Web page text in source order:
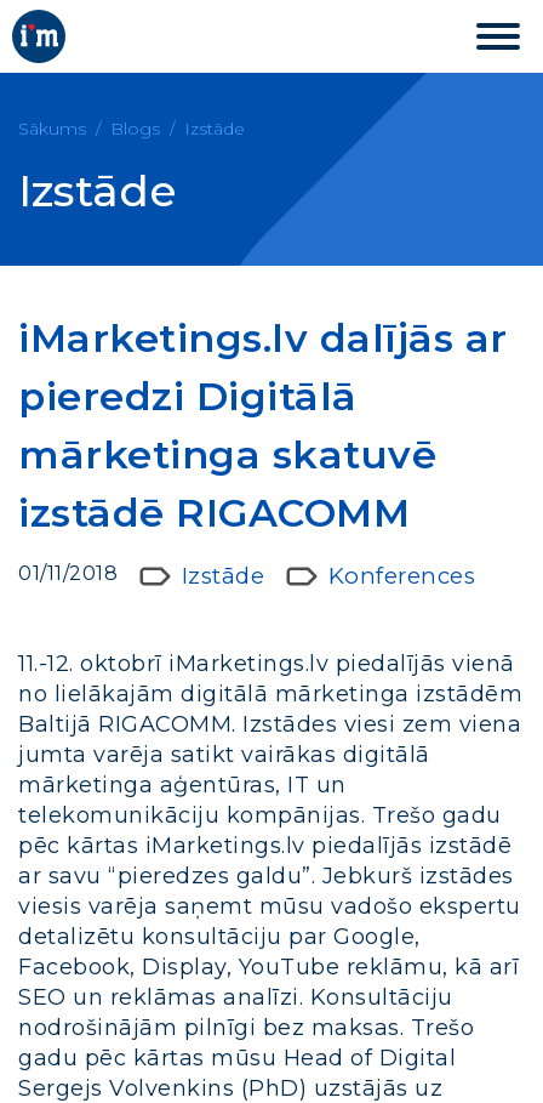
Sākums Blogs Izstāde
Izstāde
iMarketings.lv dalījās ar
pieredzi Digitālā
mārketinga skatuvē
izstādē RIGACOMM
01/11/2018 Izstāde Konferences
11.-12. oktobrī iMarketings.lv piedalījās vienā
no lielākajām digitālā mārketinga izstādēm
Baltijā RIGACOMM. Izstādes viesi zem viena
jumta varēja satikt vairākas digitālā
mārketinga aģentūras, IT un
telekomunikāciju kompānijas. Trešo gadu
pēc kārtas iMarketings.lv piedalījās izstādē
ar savu “pieredzes galdu”. Jebkurš izstādes
viesis varēja saņemt mūsu vadošo ekspertu
detalizētu konsultāciju par Google,
Facebook, Display, YouTube reklāmu, kā arī
SEO un reklāmas analīzi. Konsultāciju
nodrošinājām pilnīgi bez maksas. Trešo
gadu pēc kārtas mūsu Head of Digital
Sergejs Volvenkins (PhD) uzstājās uz